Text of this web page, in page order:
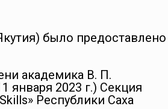
было предоставлено
академика В. П.
января 2023 г.) Секция
Республики Саха